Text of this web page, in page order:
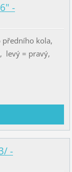
-
kola,
levý = pravý,
-